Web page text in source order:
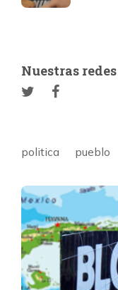
Nuestras
politica pueblo